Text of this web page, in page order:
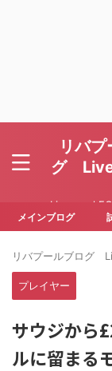
リバ
グ
Liverpool
メインブログ
リバプールブログ
プレイヤー
サウジから
ルに留まる